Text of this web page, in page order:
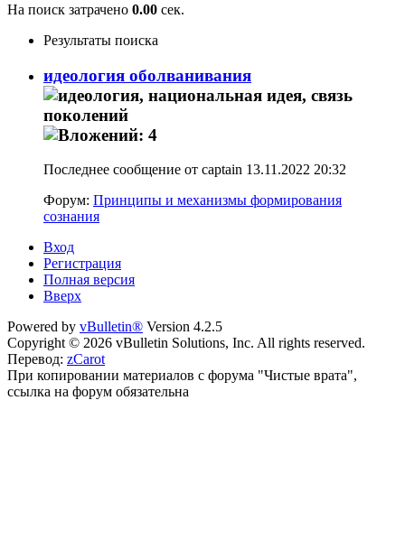
На поиск затрачено 0.00 сек.
Результаты поиска
идеология оболванивания
Последнее сообщение от captain 13.11.2022 20:32
Форум: Принципы и механизмы формирования
сознания
Вход
Регистрация
Полная версия
Вверх
Powered by vBulletin® Version 4.2.5
Copyright © 2026 vBulletin Solutions, Inc. All rights reserved.
Перевод: zCarot
При копировании материалов с форума "Чистые врата",
ссылка на форум обязательна